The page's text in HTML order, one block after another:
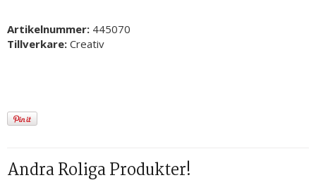
Artikelnummer: 445070
Tillverkare: Creativ
Andra Roliga Produkter!